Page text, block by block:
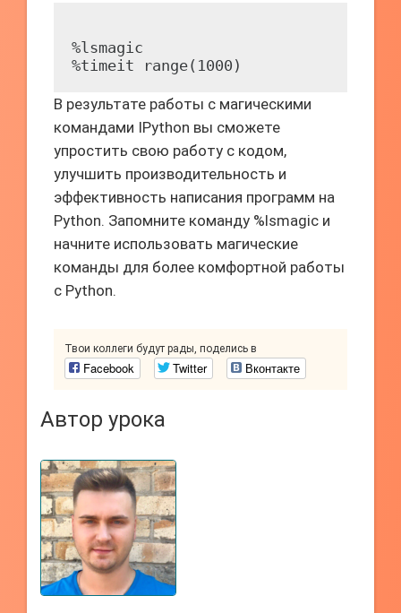
%lsmagic
В результате работы с магическими
командами IPython вы сможете
упростить свою работу с кодом,
улучшить производительность и
эффективность написания программ на
Python. Запомните команду %lsmagic и
начните использовать магические
команды для более комфортной работы
с Python.
Твои коллеги будут рады, поделись в
Facebook Twitter Вконтакте
Автор урока